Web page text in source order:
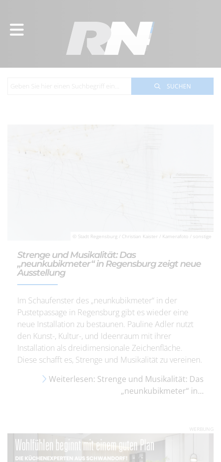
SUCHEN
© Stadt Regensburg / Christian Kaister / Kamerafoto / sonstige
Strenge und Musikalität: Das
„neunkubikmeter“ in Regensburg zeigt neue
Ausstellung
Im Schaufenster des „neunkubikmeter“ in der
Pustetpassage in Regensburg gibt es wieder eine
neue Installation zu bestaunen. Pauline Adler nutzt
den Kunst-, Kultur-, und Ideenraum mit ihrer
Installation als dreidimensionale Zeichenfläche.
Diese schafft es, Strenge und Musikalität zu vereinen.
Weiterlesen: Strenge und Musikalität: Das
„neunkubikmeter“ in...
WERBUNG